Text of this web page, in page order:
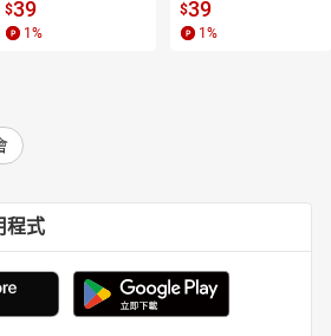
書】
$39
1 %
【電子書】
$39
1 %
程式